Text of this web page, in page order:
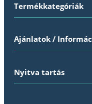
Termékkategóriák
Ajánlatok /
Nyitva tartás